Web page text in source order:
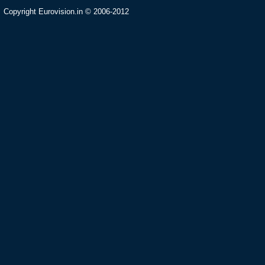
Copyright Eurovision.in © 2006-2012